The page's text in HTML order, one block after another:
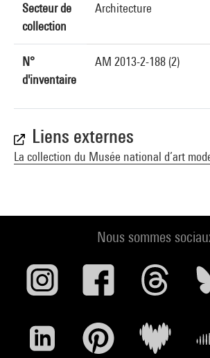
Secteur de
collection
Architecture
N°
d'inventaire
AM 2013-2-188 (2)
Liens externes
La collection du Musée national d’art
Nous sommes